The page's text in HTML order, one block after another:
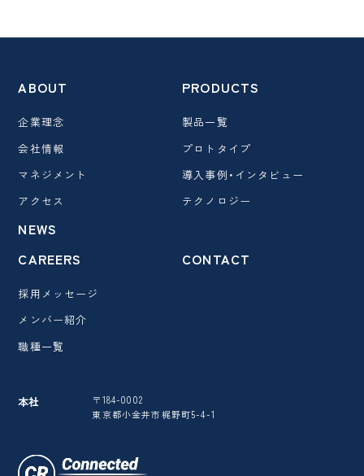
本社
〒184-0002
東京都小金井市梶野町5-4-1
ABOUT
企業理念
会社情報
マネジメント
アクセス
PRODUCTS
製品一覧
プロトタイプ
導入事例・インタビュー
テクノロジー
NEWS
CAREERS
採用メッセージ
メンバー紹介
職種一覧
CONTACT